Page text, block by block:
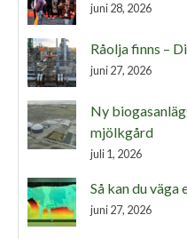
juni 28, 2026
Råolja finns –
juni 27, 2026
Ny
mjölkgård
juli 1, 2026
Så kan du
juni 27, 2026